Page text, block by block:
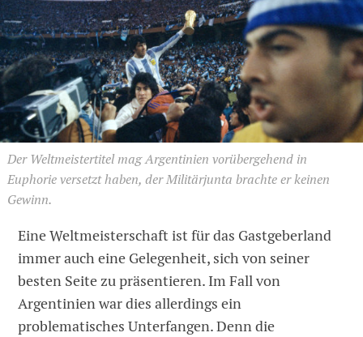
Der Weltmeistertitel mag Argentinien vorübergehend in
Euphorie versetzt haben, der Militärjunta brachte er keinen
Gewinn.
Eine Weltmeisterschaft ist für das Gastgeberland
immer auch eine Gelegenheit, sich von seiner
besten Seite zu präsentieren. Im Fall von
Argentinien war dies allerdings ein
problematisches Unterfangen. Denn die